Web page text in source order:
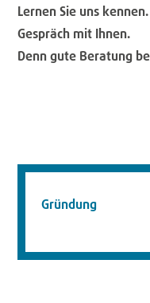
Lernen Sie uns
Gespräch mit Ihnen.
Denn gute Beratung
Gründung